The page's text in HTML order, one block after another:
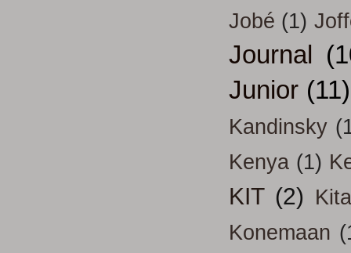
Jobé (1)
Journal
Junior (11)
Kandinsky
Kenya (1)
KIT (2)
Konemaan